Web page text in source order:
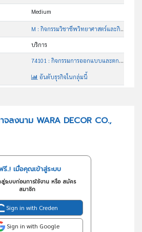
Medium
M : กิจกรรมวิชาชีพวิทยาศาสตร์และกิจกรรมทาง วิชาการ
บริการ
74101 : กิจกรรมการออกแบบและตกแต่งภายใน
อันดับธุรกิจในกลุ่มนี้
จลงนาม WARA DECOR CO.,
..! เมื่อคุณเข้าสู่ระบบ
ระบบก่อนการใช้งาน หรือ สมัคร
สมาชิก
Sign in with Creden
Sign in with Google